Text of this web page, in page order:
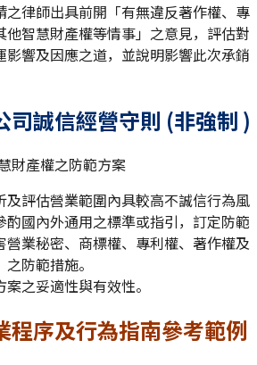
之律師出具前開「有無違反著作權、專
他智慧財產權等情事」之意見，評估對
影響及因應之道，並說明影響此次承銷
司誠信經營守則 (非強制 )
財產權之防範方案
及評估營業範圍內具較高不誠信行為風
酌國內外通用之標準或指引，訂定防範
營業秘密、商標權、專利權、著作權及
防範措施。
之妥適性與有效性。
序及行為指南參考範例